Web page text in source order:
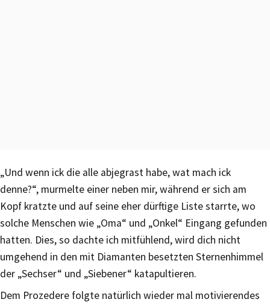
„Und wenn ick die alle abjegrast habe, wat mach ick
denne?“, murmelte einer neben mir, während er sich am
Kopf kratzte und auf seine eher dürftige Liste starrte, wo
solche Menschen wie „Oma“ und „Onkel“ Eingang gefunden
hatten. Dies, so dachte ich mitfühlend, wird dich nicht
umgehend in den mit Diamanten besetzten Sternenhimmel
der „Sechser“ und „Siebener“ katapultieren.
Dem Prozedere folgte natürlich wieder mal motivierendes